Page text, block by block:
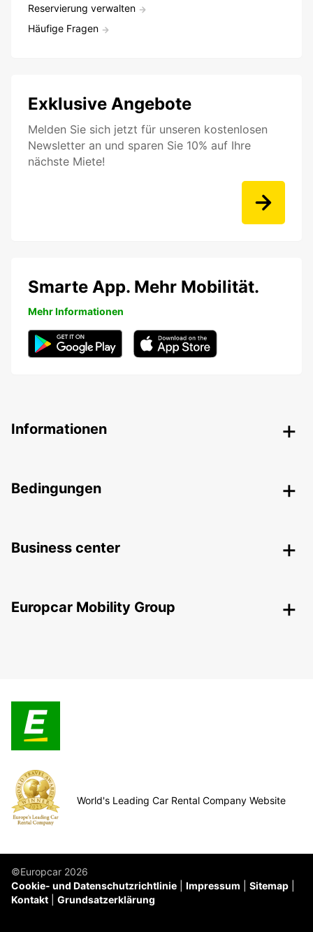
Reservierung verwalten
Häufige Fragen
Exklusive Angebote
Melden Sie sich jetzt für unseren kostenlosen
Newsletter an und sparen Sie 10% auf Ihre
nächste Miete!
Smarte App. Mehr Mobilität.
Mehr Informationen
Informationen
Bedingungen
Business center
Europcar Mobility Group
World's Leading Car Rental Company Website
©Europcar 2026
Cookie- und Datenschutzrichtlinie
Impressum
Sitemap
Kontakt
Grundsatzerklärung